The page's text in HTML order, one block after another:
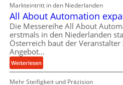
r
s
o
r
g
u
n
g
e
c
h
i
n
e
n
Markteintritt in den Niederlanden
All About Automation
Die Messereihe All About
erstmals in den Niederlanden
Österreich baut der Veranstalter
Angebot…
Weiterlesen:
A
l
Mehr Steifigkeit und Präzision